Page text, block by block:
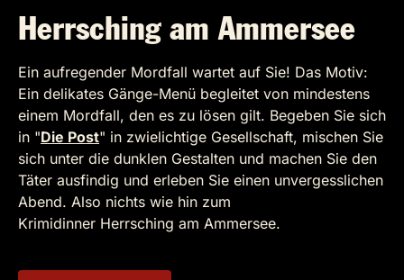
Herrsching am Ammersee
Ein aufregender Mordfall wartet auf Sie! Das Motiv:
Ein delikates Gänge-Menü begleitet von mindestens
einem Mordfall, den es zu lösen gilt. Begeben Sie sich
in "Die Post" in zwielichtige Gesellschaft, mischen Sie
sich unter die dunklen Gestalten und machen Sie den
Täter ausfindig und erleben Sie einen unvergesslichen
Abend. Also nichts wie hin zum
Krimidinner Herrsching am Ammersee.